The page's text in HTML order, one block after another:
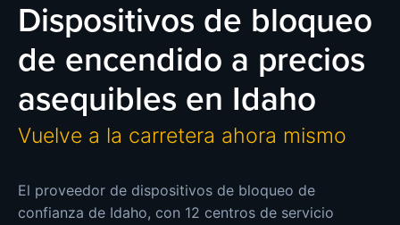
Dispositivos de bloqueo
de encendido a precios
asequibles en Idaho
Vuelve a la carretera ahora mismo
El proveedor de dispositivos de bloqueo de
confianza de Idaho, con 12 centros de servicio